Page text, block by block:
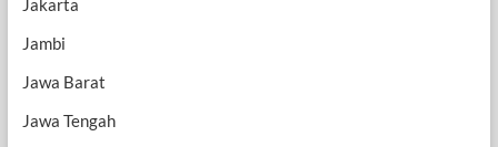
Jambi
Jawa Barat
Jawa Tengah